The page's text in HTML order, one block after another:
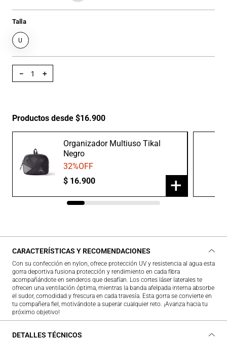
Talla
U
＋
－
Productos desde $16.900
Organizador Multiuso Tikal
Negro
32%OFF
$ 16.900 +
CARACTERÍSTICAS Y RECOMENDACIONES
Con su confección en nylon, ofrece protección UV y resistencia al agua esta
gorra deportiva fusiona protección y rendimiento en cada fibra
acompañándote en senderos que desafían. Los cortes láser laterales te
ofrecen una ventilación óptima, mientras la banda afelpada interna absorbe
el sudor, comodidad y frescura en cada travesía. Esta gorra se convierte en
tu compañera fiel, motivándote a superar cualquier reto. ¡Avanza hacia tu
próximo objetivo!
DETALLES TÉCNICOS